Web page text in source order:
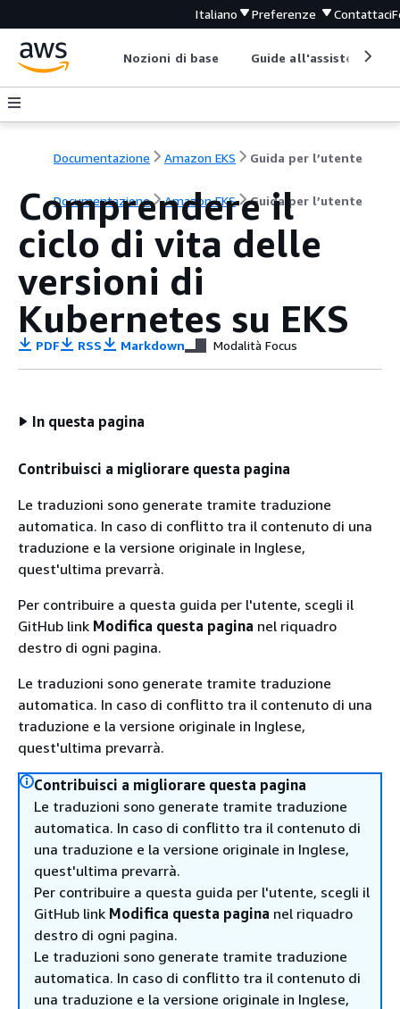
Italiano Preferenze Contattaci
Nozioni di base Guide all'assistenza
Documentazione Amazon EKS Guida per l’utente
Documentazione Amazon EKS Guida per l’utente
Comprendere il
ciclo di vita delle
versioni di
Kubernetes su EKS
PDF RSS Markdown Modalità Focus
In questa pagina
Contribuisci a migliorare questa pagina
Le traduzioni sono generate tramite traduzione
automatica. In caso di conflitto tra il contenuto di una
traduzione e la versione originale in Inglese,
quest'ultima prevarrà.
Per contribuire a questa guida per l'utente, scegli il
GitHub link Modifica questa pagina nel riquadro
destro di ogni pagina.
Le traduzioni sono generate tramite traduzione
automatica. In caso di conflitto tra il contenuto di una
traduzione e la versione originale in Inglese,
quest'ultima prevarrà.
Contribuisci a migliorare questa pagina
Le traduzioni sono generate tramite traduzione
automatica. In caso di conflitto tra il contenuto di
una traduzione e la versione originale in Inglese,
quest'ultima prevarrà.
Per contribuire a questa guida per l'utente, scegli il
GitHub link Modifica questa pagina nel riquadro
destro di ogni pagina.
Le traduzioni sono generate tramite traduzione
automatica. In caso di conflitto tra il contenuto di
una traduzione e la versione originale in Inglese,